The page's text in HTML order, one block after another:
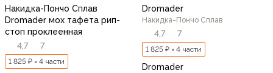
Накидка-Пончо Сплав
Dromader мох тафета рип-
стоп проклеенная
4,7
7
1 825 ₽ × 4 части
Dromader
Накидка-Пончо Сплав
4,7 7
1 825 ₽ × 4 части
Dromader